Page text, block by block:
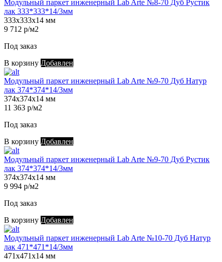
Модульный паркет инженерный Lab Arte №8-70 Дуб Рустик
лак 333*333*14/3мм
333х333х14 мм
9 712 р/м2
Под заказ
В корзину Добавлен
Модульный паркет инженерный Lab Arte №9-70 Дуб Натур
лак 374*374*14/3мм
374х374х14 мм
11 363 р/м2
Под заказ
В корзину Добавлен
Модульный паркет инженерный Lab Arte №9-70 Дуб Рустик
лак 374*374*14/3мм
374х374х14 мм
9 994 р/м2
Под заказ
В корзину Добавлен
Модульный паркет инженерный Lab Arte №10-70 Дуб Натур
лак 471*471*14/3мм
471х471х14 мм